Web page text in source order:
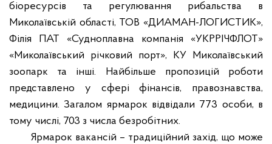
біоресурсів та регулювання рибальства в
Миколаївській області, ТОВ «ДИАМАН-ЛОГИСТИК»,
Філія ПАТ «Судноплавна компанія «УКРРІЧФЛОТ»
«Миколаївський річковий порт», КУ Миколаївський
зоопарк та інші. Найбільше пропозицій роботи
представлено у сфері фінансів, правознавства,
медицини. Загалом ярмарок відвідали 773 особи, в
тому числі, 703 з числа безробітних.
Ярмарок вакансій – традиційний захід, що може